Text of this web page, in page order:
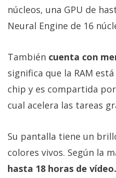
núcleos, una GPU de
Neural Engine de 16
También cuenta con
significa que la RAM
chip y es compartida por
cual acelera las tareas
Su pantalla tiene un
colores vivos. Según la
hasta 18 horas de vídeo.